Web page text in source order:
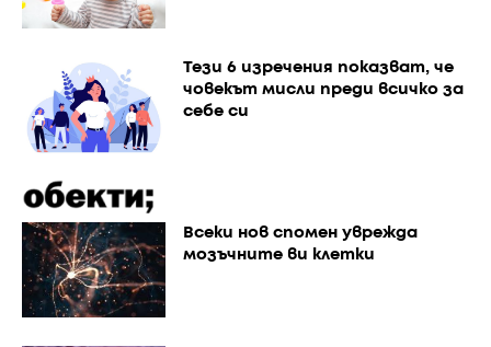
Тези 6 изречения показват, че
човекът мисли преди всичко за
себе си
Всеки нов спомен уврежда
мозъчните ви клетки